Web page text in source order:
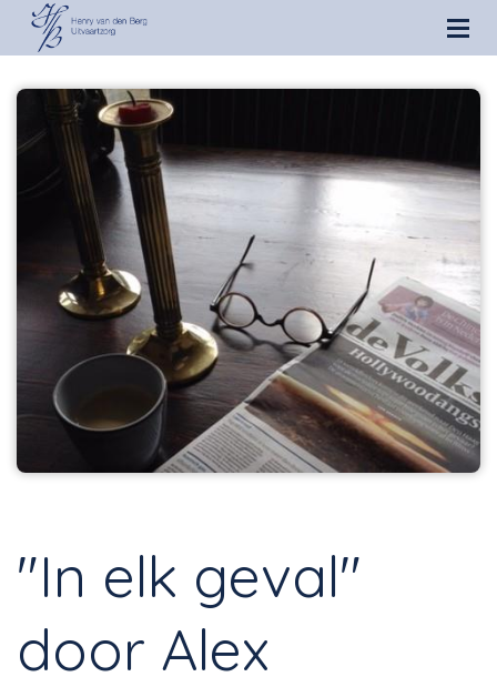
"In elk geval"
door Alex